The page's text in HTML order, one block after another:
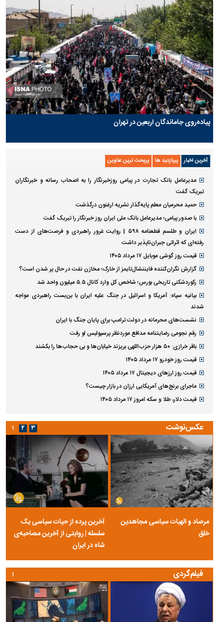
پیاده‌روی جاماندگان اربعین در تهران
آخرین اخبار پربازدید ها پربحث ترین عناوین
مدیرعامل بانک تجارت در پیامی روزخبرنگار را به اصحاب رسانه و خبرنگاران
تبریک گفت
حمید محرمیان معلم پایه‌گذار نشریه ارغنون درگذشت
با صدور پیامی؛ مدیرعامل بانک ملی ایران روز خبرنگار را تبریک گفت
ایران و طلسم قطعنامه ۵۹۸ | روایت غرور راهبردی و فرصت‌های از دست
رفته‌ای که اثراتی جبران‌ناپذیر داشت
قیمت روز گوشی موبایل ۱۷ مرداد ۱۴۰۵
گزارش نگران‌کننده فایننشال‌تایمز از خارک؛ مخازن نفت در حال پر شدن است؟
رکوردشکنی تاریخی بورس؛ شاخص کل وارد کانال ۵.۵ میلیون واحد شد
بیانیه سپاه: آمریکا و اسرائیل در جنگ علیه ایران با بن‌بست راهبردی مواجه
شدند
نشست‌های محرمانه در دولت ترامپ برای پایان جنگ با ایران
رقم نجومی رضایتنامه مدافع موردنظر پرسپولیس لو رفت
باقر خرازی: ۵۰ هزار حزب‌اللهی بریزند خیابان‌ها و بی حجاب‌ها را بکشند
قیمت روز خودرو ۱۷ مرداد ۱۴۰۵
قیمت روز ارز‌های دیجیتال ۱۷ مرداد ۱۴۰۵
ماجرای برنج‌های آمریکایی ارزان در بازار چیست؟
قیمت دلار، طلا و سکه امروز ۱۷ مرداد ۱۴۰۵
عکس‌نوشت
مرصاد و الهیات سیاسی مجاهدین
خلق
آخرین پرده از حیات سیاسی یک
سلسله | روایتی از آخرین مصاحبه‌ی
شاه در ایران
۱ ۲ ۳
فیلم‌گردی ۱